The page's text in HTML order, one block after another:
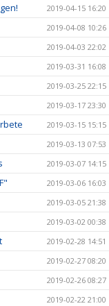
2019-04-15 16:20
2019-04-08 10:26
2019-04-03 22:02
2019-03-31 16:08
2019-03-25 22:15
2019-03-17 23:30
2019-03-15 15:15
2019-03-13 07:53
2019-03-07 14:15
2019-03-06 16:03
2019-03-05 21:38
2019-03-02 00:38
2019-02-28 14:51
2019-02-27 08:20
2019-02-26 08:27
2019-02-22 21:00